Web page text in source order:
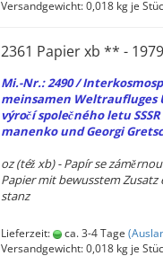
Versandgewicht:0,018kg je
2361 Pa­pier xb ** - 1979
Mi.-Nr.: 2490 /
mein­sa­men Weltrauflu­ges
výročí společného letu
ma­nen­ko und Ge­or­gi
oz (též xb) - Papír se
Pa­pier mit be­wuss­tem
stanz
Lieferzeit: ca. 3-4 Tage
Versandgewicht:0,018kg je